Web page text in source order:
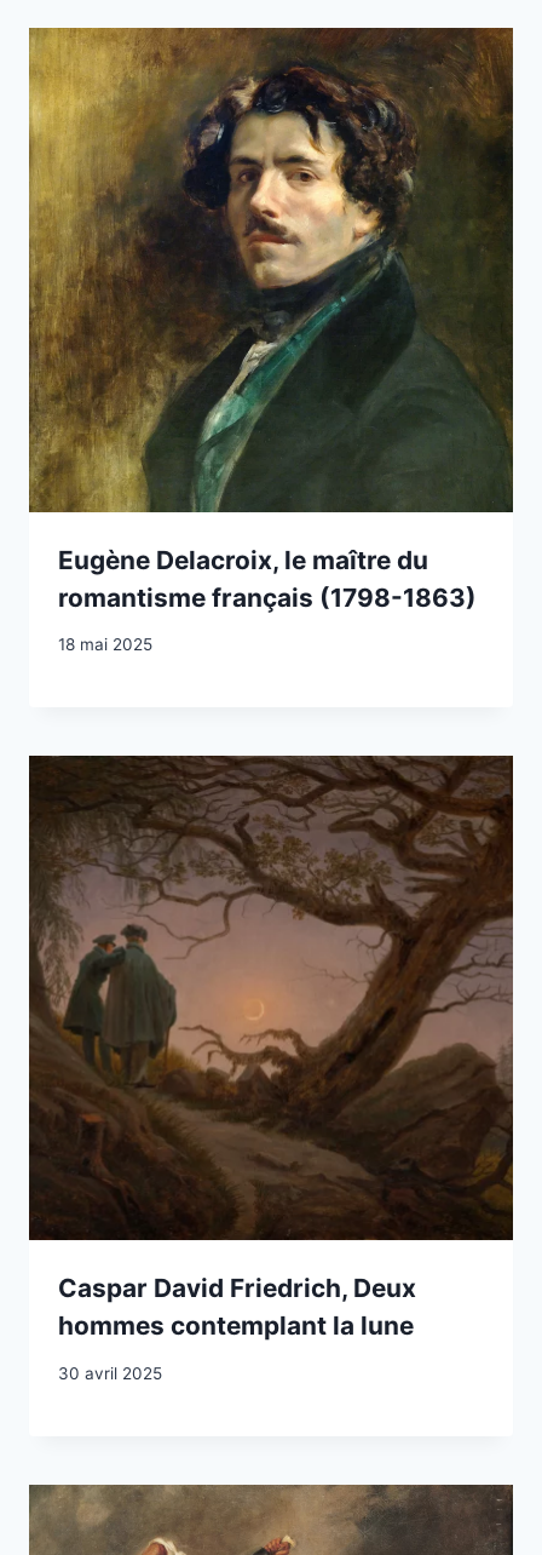
Eugène Delacroix, le maître du
romantisme français (1798-1863)
18 mai 2025
Caspar David Friedrich, Deux
hommes contemplant la lune
30 avril 2025